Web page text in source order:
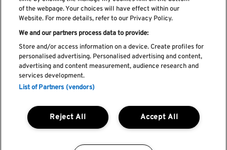
Li e aceito os Política de privacidade
Livro de Reclamações
Livro de Elogios
Política de cookies
Termos e condições
Faq's
of the webpage. Your choices will have effect within our
Website. For more details, refer to our Privacy Policy.
We and our partners process data to provide:
Store and/or access information on a device. Create profiles for
personalised advertising. Personalised advertising and content,
advertising and content measurement, audience research and
services development.
List of Partners (vendors)
Accept All
Reject All